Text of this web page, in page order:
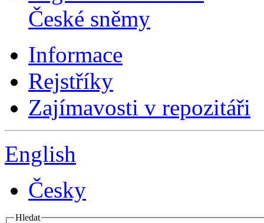
České sněmy
Informace
Rejstříky
Zajímavosti v repozitáři
English
Česky
Hledat